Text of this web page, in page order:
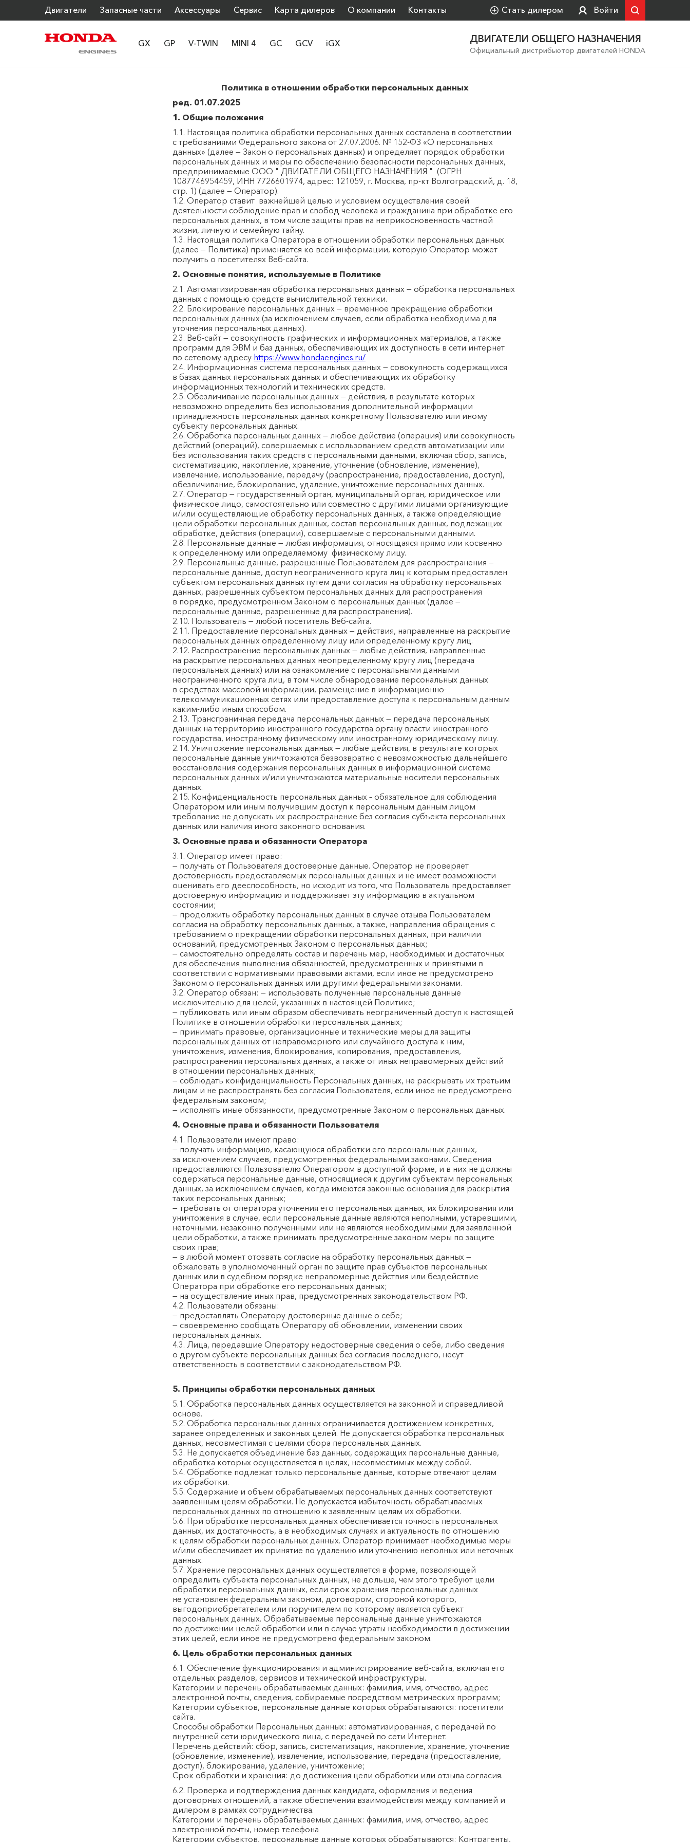
Двигатели Запасные части Аксессуары Сервис Карта дилеров О компании Контакты Стать дилером Войти
GX GP V-TWIN MINI 4 GC GCV iGX ДВИГАТЕЛИ ОБЩЕГО НАЗНАЧЕНИЯ
Официальный дистрибьютор двигателей HONDA
Политика в отношении обработки персональных данных
ред. 01.07.2025
1. Общие положения
1.1. Настоящая политика обработки персональных данных составлена в соответствии
с требованиями Федерального закона от 27.07.2006. № 152-ФЗ «О персональных
данных» (далее — Закон о персональных данных) и определяет порядок обработки
персональных данных и меры по обеспечению безопасности персональных данных,
предпринимаемые ООО " ДВИГАТЕЛИ ОБЩЕГО НАЗНАЧЕНИЯ " (ОГРН
1087746954459, ИНН 7726601974, адрес: 121059, г. Москва, пр-кт Волгоградский, д. 18,
стр. 1) (далее — Оператор).
1.2. Оператор ставит важнейшей целью и условием осуществления своей
деятельности соблюдение прав и свобод человека и гражданина при обработке его
персональных данных, в том числе защиты прав на неприкосновенность частной
жизни, личную и семейную тайну.
1.3. Настоящая политика Оператора в отношении обработки персональных данных
(далее — Политика) применяется ко всей информации, которую Оператор может
получить о посетителях Веб-сайта.
2. Основные понятия, используемые в Политике
2.1. Автоматизированная обработка персональных данных — обработка персональных
данных с помощью средств вычислительной техники.
2.2. Блокирование персональных данных — временное прекращение обработки
персональных данных (за исключением случаев, если обработка необходима для
уточнения персональных данных).
2.3. Веб-сайт — совокупность графических и информационных материалов, а также
программ для ЭВМ и баз данных, обеспечивающих их доступность в сети интернет
по сетевому адресу https://www.hondaengines.ru/
2.4. Информационная система персональных данных — совокупность содержащихся
в базах данных персональных данных и обеспечивающих их обработку
информационных технологий и технических средств.
2.5. Обезличивание персональных данных — действия, в результате которых
невозможно определить без использования дополнительной информации
принадлежность персональных данных конкретному Пользователю или иному
субъекту персональных данных.
2.6. Обработка персональных данных — любое действие (операция) или совокупность
действий (операций), совершаемых с использованием средств автоматизации или
без использования таких средств с персональными данными, включая сбор, запись,
систематизацию, накопление, хранение, уточнение (обновление, изменение),
извлечение, использование, передачу (распространение, предоставление, доступ),
обезличивание, блокирование, удаление, уничтожение персональных данных.
2.7. Оператор — государственный орган, муниципальный орган, юридическое или
физическое лицо, самостоятельно или совместно с другими лицами организующие
и/или осуществляющие обработку персональных данных, а также определяющие
цели обработки персональных данных, состав персональных данных, подлежащих
обработке, действия (операции), совершаемые с персональными данными.
2.8. Персональные данные — любая информация, относящаяся прямо или косвенно
к определенному или определяемому физическому лицу.
2.9. Персональные данные, разрешенные Пользователем для распространения —
персональные данные, доступ неограниченного круга лиц к которым предоставлен
субъектом персональных данных путем дачи согласия на обработку персональных
данных, разрешенных субъектом персональных данных для распространения
в порядке, предусмотренном Законом о персональных данных (далее —
персональные данные, разрешенные для распространения).
2.10. Пользователь — любой посетитель Веб-сайта.
2.11. Предоставление персональных данных — действия, направленные на раскрытие
персональных данных определенному лицу или определенному кругу лиц.
2.12. Распространение персональных данных — любые действия, направленные
на раскрытие персональных данных неопределенному кругу лиц (передача
персональных данных) или на ознакомление с персональными данными
неограниченного круга лиц, в том числе обнародование персональных данных
в средствах массовой информации, размещение в информационно-
телекоммуникационных сетях или предоставление доступа к персональным данным
каким-либо иным способом.
2.13. Трансграничная передача персональных данных — передача персональных
данных на территорию иностранного государства органу власти иностранного
государства, иностранному физическому или иностранному юридическому лицу.
2.14. Уничтожение персональных данных — любые действия, в результате которых
персональные данные уничтожаются безвозвратно с невозможностью дальнейшего
восстановления содержания персональных данных в информационной системе
персональных данных и/или уничтожаются материальные носители персональных
данных.
2.15. Конфиденциальность персональных данных – обязательное для соблюдения
Оператором или иным получившим доступ к персональным данным лицом
требование не допускать их распространение без согласия субъекта персональных
данных или наличия иного законного основания.
3. Основные права и обязанности Оператора
3.1. Оператор имеет право:
— получать от Пользователя достоверные данные. Оператор не проверяет
достоверность предоставляемых персональных данных и не имеет возможности
оценивать его дееспособность, но исходит из того, что Пользователь предоставляет
достоверную информацию и поддерживает эту информацию в актуальном
состоянии;
— продолжить обработку персональных данных в случае отзыва Пользователем
согласия на обработку персональных данных, а также, направления обращения с
требованием о прекращении обработки персональных данных, при наличии
оснований, предусмотренных Законом о персональных данных;
— самостоятельно определять состав и перечень мер, необходимых и достаточных
для обеспечения выполнения обязанностей, предусмотренных и принятыми в
соответствии с нормативными правовыми актами, если иное не предусмотрено
Законом о персональных данных или другими федеральными законами.
3.2. Оператор обязан: — использовать полученные персональные данные
исключительно для целей, указанных в настоящей Политике;
— публиковать или иным образом обеспечивать неограниченный доступ к настоящей
Политике в отношении обработки персональных данных;
— принимать правовые, организационные и технические меры для защиты
персональных данных от неправомерного или случайного доступа к ним,
уничтожения, изменения, блокирования, копирования, предоставления,
распространения персональных данных, а также от иных неправомерных действий
в отношении персональных данных;
— соблюдать конфиденциальность Персональных данных, не раскрывать их третьим
лицам и не распространять без согласия Пользователя, если иное не предусмотрено
федеральным законом;
— исполнять иные обязанности, предусмотренные Законом о персональных данных.
4. Основные права и обязанности Пользователя
4.1. Пользователи имеют право:
— получать информацию, касающуюся обработки его персональных данных,
за исключением случаев, предусмотренных федеральными законами. Сведения
предоставляются Пользователю Оператором в доступной форме, и в них не должны
содержаться персональные данные, относящиеся к другим субъектам персональных
данных, за исключением случаев, когда имеются законные основания для раскрытия
таких персональных данных;
— требовать от оператора уточнения его персональных данных, их блокирования или
уничтожения в случае, если персональные данные являются неполными, устаревшими,
неточными, незаконно полученными или не являются необходимыми для заявленной
цели обработки, а также принимать предусмотренные законом меры по защите
своих прав;
— в любой момент отозвать согласие на обработку персональных данных —
обжаловать в уполномоченный орган по защите прав субъектов персональных
данных или в судебном порядке неправомерные действия или бездействие
Оператора при обработке его персональных данных;
— на осуществление иных прав, предусмотренных законодательством РФ.
4.2. Пользователи обязаны:
— предоставлять Оператору достоверные данные о себе;
— своевременно сообщать Оператору об обновлении, изменении своих
персональных данных.
4.3. Лица, передавшие Оператору недостоверные сведения о себе, либо сведения
о другом субъекте персональных данных без согласия последнего, несут
ответственность в соответствии с законодательством РФ.
5. Принципы обработки персональных данных
5.1. Обработка персональных данных осуществляется на законной и справедливой
основе.
5.2. Обработка персональных данных ограничивается достижением конкретных,
заранее определенных и законных целей. Не допускается обработка персональных
данных, несовместимая с целями сбора персональных данных.
5.3. Не допускается объединение баз данных, содержащих персональные данные,
обработка которых осуществляется в целях, несовместимых между собой.
5.4. Обработке подлежат только персональные данные, которые отвечают целям
их обработки.
5.5. Содержание и объем обрабатываемых персональных данных соответствуют
заявленным целям обработки. Не допускается избыточность обрабатываемых
персональных данных по отношению к заявленным целям их обработки.
5.6. При обработке персональных данных обеспечивается точность персональных
данных, их достаточность, а в необходимых случаях и актуальность по отношению
к целям обработки персональных данных. Оператор принимает необходимые меры
и/или обеспечивает их принятие по удалению или уточнению неполных или неточных
данных.
5.7. Хранение персональных данных осуществляется в форме, позволяющей
определить субъекта персональных данных, не дольше, чем этого требуют цели
обработки персональных данных, если срок хранения персональных данных
не установлен федеральным законом, договором, стороной которого,
выгодоприобретателем или поручителем по которому является субъект
персональных данных. Обрабатываемые персональные данные уничтожаются
по достижении целей обработки или в случае утраты необходимости в достижении
этих целей, если иное не предусмотрено федеральным законом.
6. Цель обработки персональных данных
6.1. Обеспечение функционирования и администрирование веб-сайта, включая его
отдельных разделов, сервисов и технической инфраструктуры.
Категории и перечень обрабатываемых данных: фамилия, имя, отчество, адрес
электронной почты, сведения, собираемые посредством метрических программ;
Категории субъектов, персональные данные которых обрабатываются: посетители
сайта.
Способы обработки Персональных данных: автоматизированная, с передачей по
внутренней сети юридического лица, с передачей по сети Интернет.
Перечень действий: сбор, запись, систематизация, накопление, хранение, уточнение
(обновление, изменение), извлечение, использование, передача (предоставление,
доступ), блокирование, удаление, уничтожение;
Срок обработки и хранения: до достижения цели обработки или отзыва согласия.
6.2. Проверка и подтверждения данных кандидата, оформления и ведения
договорных отношений, а также обеспечения взаимодействия между компанией и
дилером в рамках сотрудничества.
Категории и перечень обрабатываемых данных: фамилия, имя, отчество, адрес
электронной почты, номер телефона
Категории субъектов, персональные данные которых обрабатываются: Контрагенты,